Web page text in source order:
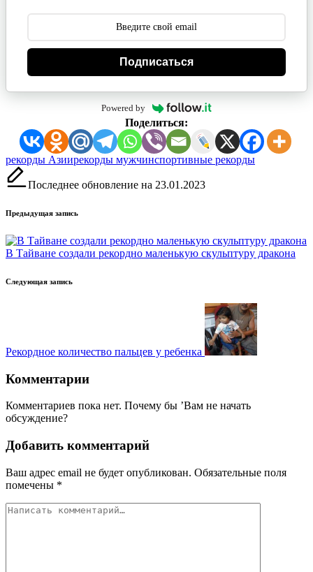
Подписаться
Powered by
Поделиться:
Метки:
рекорды Азиирекорды мужчинспортивные рекорды
Последнее обновление на 23.01.2023
Навигация
записи
Предыдущая запись
В Тайване создали рекордно маленькую скульптуру дракона
Следующая запись
Рекордное количество пальцев у ребенка
Комментарии
Комментариев пока нет. Почему бы ’Вам не начать
обсуждение?
Добавить комментарий
Ваш адрес email не будет опубликован. Обязательные поля
помечены *